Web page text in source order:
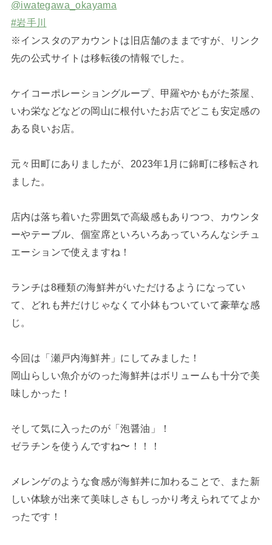
@iwategawa_okayama
#岩手川
※インスタのアカウントは旧店舗のままですが、リンク
先の公式サイトは移転後の情報でした。
ケイコーポレーショングループ、甲羅やかもがた茶屋、
いわ栄などなどの岡山に根付いたお店でどこも安定感の
ある良いお店。
元々田町にありましたが、2023年1月に錦町に移転され
ました。
店内は落ち着いた雰囲気で高級感もありつつ、カウンタ
ーやテーブル、個室席といろいろあっていろんなシチュ
エーションで使えますね！
ランチは8種類の海鮮丼がいただけるようになってい
て、どれも丼だけじゃなくて小鉢もついていて豪華な感
じ。
今回は「瀬戸内海鮮丼」にしてみました！
岡山らしい魚介がのった海鮮丼はボリュームも十分で美
味しかった！
そして気に入ったのが「泡醤油」！
ゼラチンを使うんですね〜！！！
メレンゲのような食感が海鮮丼に加わることで、また新
しい体験が出来て美味しさもしっかり考えられててよか
ったです！